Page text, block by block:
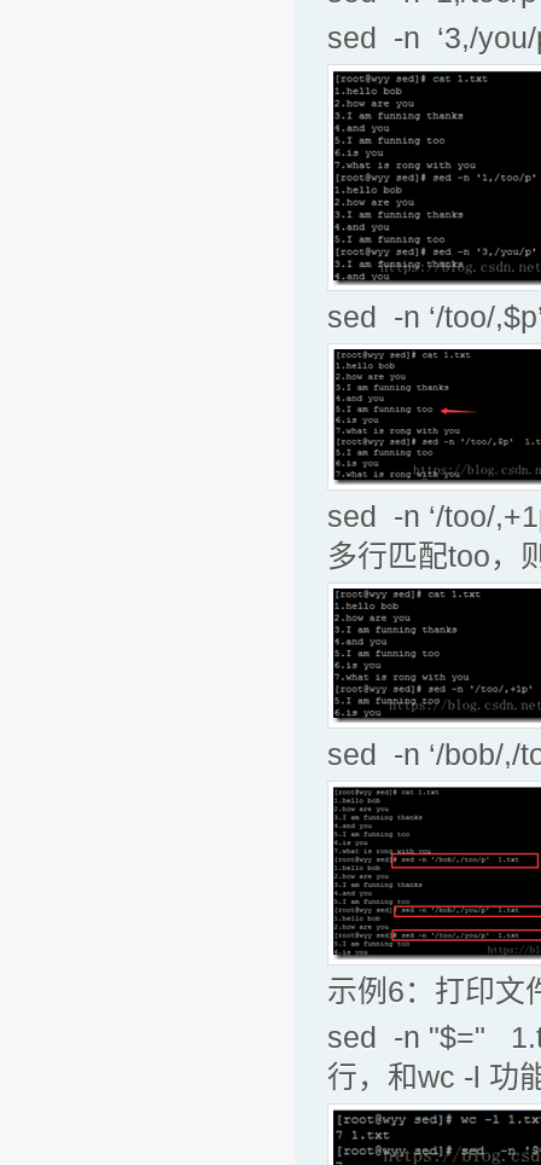
sed -n ‘3,/
sed -n ‘/too/
sed -n ‘/too/
多行匹配too，
sed -n ‘/bob/,/
示例6：打印文
sed -n "$="
行，和wc -l 功